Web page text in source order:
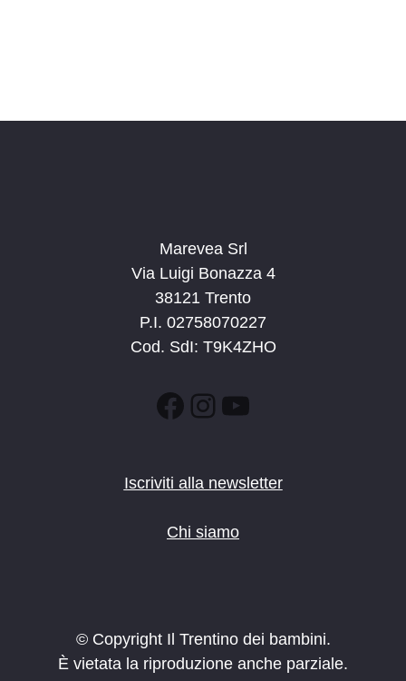
Marevea Srl
Via Luigi Bonazza 4
38121 Trento
P.I. 02758070227
Cod. SdI: T9K4ZHO
Facebook
Instagram
YouTube
Iscriviti alla newsletter
Chi siamo
© Copyright Il Trentino dei bambini.
È vietata la riproduzione anche parziale.